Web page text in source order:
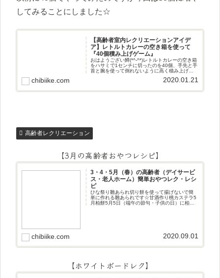
してみることにしました☆
【高齢者室内レクリエーションアイデ
ア】レトルトカレーの空き箱を使って
『40個積み上げゲーム』
おはようござい鱒(*^-^*)レトルトカレーの空き箱
をハサミで1センチに切ったのを40個、手先と手
首と腕を使って倒れないように高く積み上げて
準備したもの レトルトカレーの空き箱をハサミ
chibiike.com 2020.01.21
高齢者レクリエーション
【3月の高齢者おやつレシピ】
3・4・5月（春）の高齢者（デイサービ
ス・老人ホーム）簡単おやつレク・レシ
ピ
ひな祭り雛あられ切り餅を使って揚げないで簡
単に作れる雛あられです☆甘酒作り桃カステラ5
月柏餅5月5日（端午の節句・子供の日）に柏餅
chibiike.com 2020.09.01
【ホワイトボードレク】